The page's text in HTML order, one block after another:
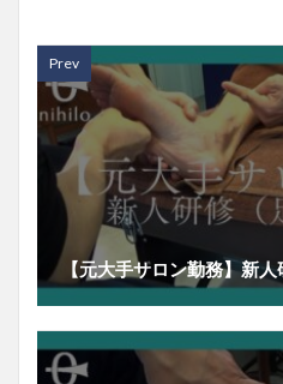
Prev
【元大手サロン勤務】新